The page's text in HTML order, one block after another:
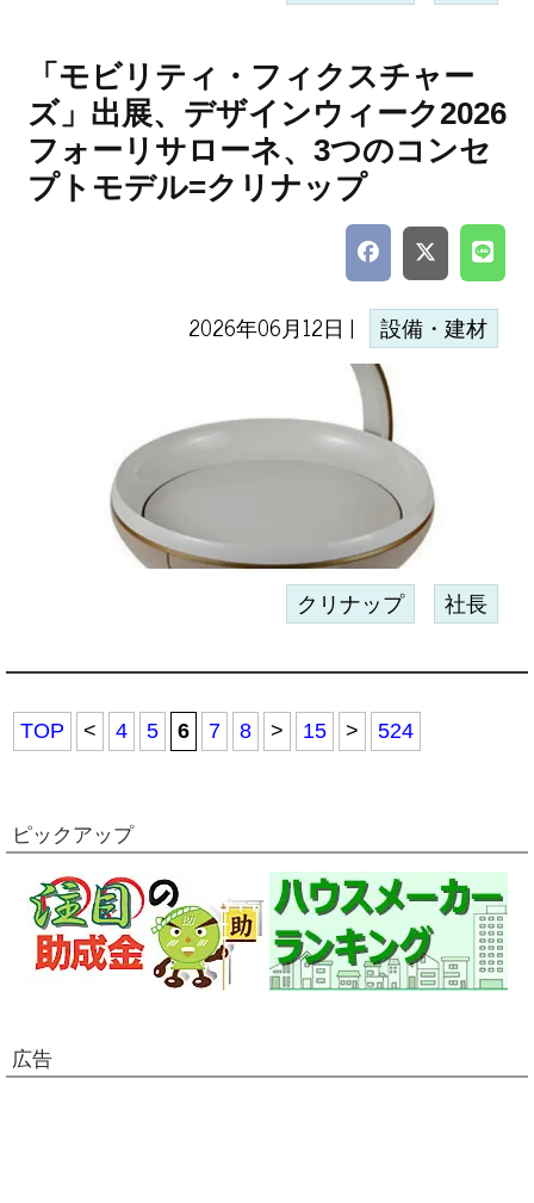
「モビリティ・フィクスチャー
ズ」出展、デザインウィーク2026
フォーリサローネ、3つのコンセ
プトモデル=クリナップ
2026年06月12日 | 設備・建材
クリナップ 社長
TOP < 4 5 6 7 8 > 15 > 524
ピックアップ
広告